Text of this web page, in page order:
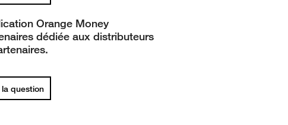
Orange Money
dédiée aux distributeurs
la question